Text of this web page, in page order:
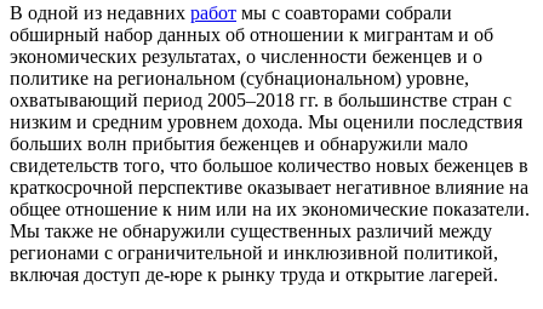
В одной из недавних работ мы с соавторами собрали
обширный набор данных об отношении к мигрантам и об
экономических результатах, о численности беженцев и о
политике на региональном (субнациональном) уровне,
охватывающий период 2005–2018 гг. в большинстве стран с
низким и средним уровнем дохода. Мы оценили последствия
больших волн прибытия беженцев и обнаружили мало
свидетельств того, что большое количество новых беженцев в
краткосрочной перспективе оказывает негативное влияние на
общее отношение к ним или на их экономические показатели.
Мы также не обнаружили существенных различий между
регионами с ограничительной и инклюзивной политикой,
включая доступ де-юре к рынку труда и открытие лагерей.